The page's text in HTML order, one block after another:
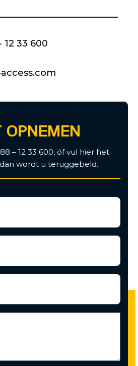
12 33 600
– 12 33 600, óf vul hier het
wordt u teruggebeld.